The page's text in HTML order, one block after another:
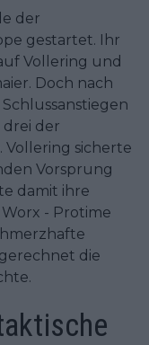
der
gestartet. Ihr
Vollering und
Doch nach
drei der
sicherte
Vorsprung
damit ihre
- Protime
die